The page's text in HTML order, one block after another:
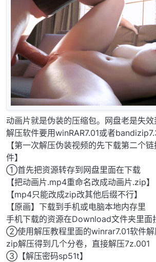
动画片就是伪装的压缩包。网盘老是失
解压软件要用winRAR7.01或者
【第一次解压伪装视频的先下载第二个
件】
①首先把资源转存到网盘里面在下载
【把动画片.mp4重命名改成动画片.zip】
【mp4只能改成zip改其他后缀不行】
【原画】下载到手机或电脑本地内存里
手机下载的资源在Download文件夹里面
②使用解压教程里面的winrar7.01软件解
zip解压得到几个分卷，直接解压7z.001
③【解压密码sp51t】